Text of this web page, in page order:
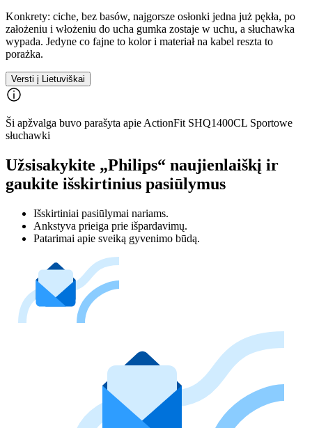
Konkrety: ciche, bez basów, najgorsze osłonki jedna już pękła, po
założeniu i włożeniu do ucha gumka zostaje w uchu, a słuchawka
wypada. Jedyne co fajne to kolor i materiał na kabel reszta to
porażka.
Versti į Lietuviškai
Ši apžvalga buvo parašyta apie ActionFit SHQ1400CL Sportowe
słuchawki
Užsisakykite „Philips“ naujienlaiškį ir
gaukite išskirtinius pasiūlymus
Išskirtiniai pasiūlymai nariams.
Ankstyva prieiga prie išpardavimų.
Patarimai apie sveiką gyvenimo būdą.